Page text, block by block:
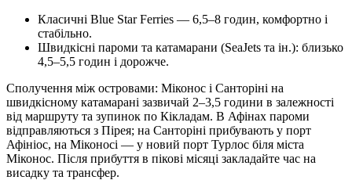
Класичні Blue Star Ferries — 6,5–8 годин, комфортно і
стабільно.
Швидкісні пароми та катамарани (SeaJets та ін.): близько
4,5–5,5 годин і дорожче.
Сполучення між островами: Міконос і Санторіні на
швидкісному катамарані зазвичай 2–3,5 години в залежності
від маршруту та зупинок по Кікладам. В Афінах пароми
відправляються з Пірея; на Санторіні прибувають у порт
Афініос, на Міконосі — у новий порт Турлос біля міста
Міконос. Після прибуття в пікові місяці закладайте час на
висадку та трансфер.